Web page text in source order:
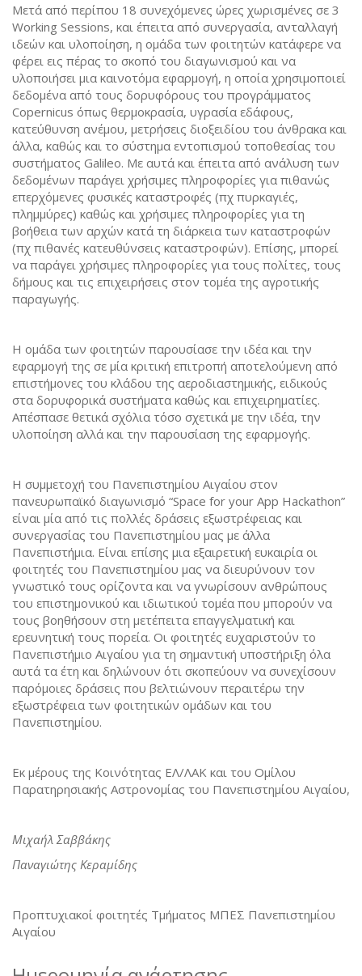
Μετά από περίπου 18 συνεχόμενες ώρες χωρισμένες σε 3
Working Sessions, και έπειτα από συνεργασία, ανταλλαγή
ιδεών και υλοποίηση, η ομάδα των φοιτητών κατάφερε να
φέρει εις πέρας το σκοπό του διαγωνισμού και να
υλοποιήσει μια καινοτόμα εφαρμογή, η οποία χρησιμοποιεί
δεδομένα από τους δορυφόρους του προγράμματος
Copernicus όπως θερμοκρασία, υγρασία εδάφους,
κατεύθυνση ανέμου, μετρήσεις διοξειδίου του άνθρακα και
άλλα, καθώς και το σύστημα εντοπισμού τοποθεσίας του
συστήματος Galileo. Με αυτά και έπειτα από ανάλυση των
δεδομένων παράγει χρήσιμες πληροφορίες για πιθανώς
επερχόμενες φυσικές καταστροφές (πχ πυρκαγιές,
πλημμύρες) καθώς και χρήσιμες πληροφορίες για τη
βοήθεια των αρχών κατά τη διάρκεια των καταστροφών
(πχ πιθανές κατευθύνσεις καταστροφών). Επίσης, μπορεί
να παράγει χρήσιμες πληροφορίες για τους πολίτες, τους
δήμους και τις επιχειρήσεις στον τομέα της αγροτικής
παραγωγής.
Η ομάδα των φοιτητών παρουσίασε την ιδέα και την
εφαρμογή της σε μία κριτική επιτροπή αποτελούμενη από
επιστήμονες του κλάδου της αεροδιαστημικής, ειδικούς
στα δορυφορικά συστήματα καθώς και επιχειρηματίες.
Απέσπασε θετικά σχόλια τόσο σχετικά με την ιδέα, την
υλοποίηση αλλά και την παρουσίαση της εφαρμογής.
Η συμμετοχή του Πανεπιστημίου Αιγαίου στον
πανευρωπαϊκό διαγωνισμό “Space for your App Hackathon”
είναι μία από τις πολλές δράσεις εξωστρέφειας και
συνεργασίας του Πανεπιστημίου μας με άλλα
Πανεπιστήμια. Είναι επίσης μια εξαιρετική ευκαιρία οι
φοιτητές του Πανεπιστημίου μας να διευρύνουν τον
γνωστικό τους ορίζοντα και να γνωρίσουν ανθρώπους
του επιστημονικού και ιδιωτικού τομέα που μπορούν να
τους βοηθήσουν στη μετέπειτα επαγγελματική και
ερευνητική τους πορεία. Οι φοιτητές ευχαριστούν το
Πανεπιστήμιο Αιγαίου για τη σημαντική υποστήριξη όλα
αυτά τα έτη και δηλώνουν ότι σκοπεύουν να συνεχίσουν
παρόμοιες δράσεις που βελτιώνουν περαιτέρω την
εξωστρέφεια των φοιτητικών ομάδων και του
Πανεπιστημίου.
Εκ μέρους της Κοινότητας ΕΛ/ΛΑΚ και του Ομίλου
Παρατηρησιακής Αστρονομίας του Πανεπιστημίου Αιγαίου,
Μιχαήλ Σαββάκης
Παναγιώτης Κεραμίδης
Προπτυχιακοί φοιτητές Τμήματος ΜΠΕΣ Πανεπιστημίου
Αιγαίου